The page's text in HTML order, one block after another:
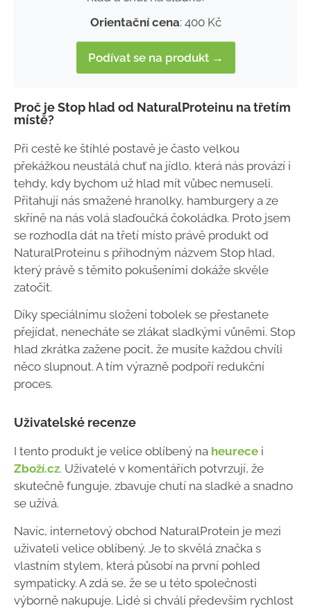
Orientační cena: 400 Kč
Podívat se na produkt →
Proč je Stop hlad od NaturalProteinu na třetím
místě?
Při cestě ke štíhlé postavě je často velkou
překážkou neustálá chuť na jídlo, která nás provází i
tehdy, kdy bychom už hlad mít vůbec nemuseli.
Přitahují nás smažené hranolky, hamburgery a ze
skříně na nás volá slaďoučká čokoládka. Proto jsem
se rozhodla dát na třetí místo právě produkt od
NaturalProteinu s příhodným názvem Stop hlad,
který právě s těmito pokušeními dokáže skvěle
zatočit.
Díky speciálnímu složení tobolek se přestanete
přejídat, nenecháte se zlákat sladkými vůněmi. Stop
hlad zkrátka zažene pocit, že musíte každou chvíli
něco slupnout. A tím výrazně podpoří redukční
proces.
Uživatelské recenze
I tento produkt je velice oblíbený na heurece i
Zboží.cz. Uživatelé v komentářích potvrzují, že
skutečně funguje, zbavuje chutí na sladké a snadno
se užívá.
Navíc, internetový obchod NaturalProtein je mezi
uživateli velice oblíbený. Je to skvělá značka s
vlastním stylem, která působí na první pohled
sympaticky. A zdá se, že se u této společnosti
výborně nakupuje. Lidé si chválí především rychlost